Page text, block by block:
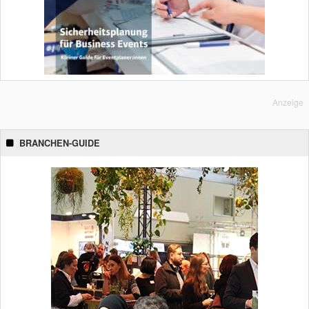
Anzeige
BRANCHEN-GUIDE